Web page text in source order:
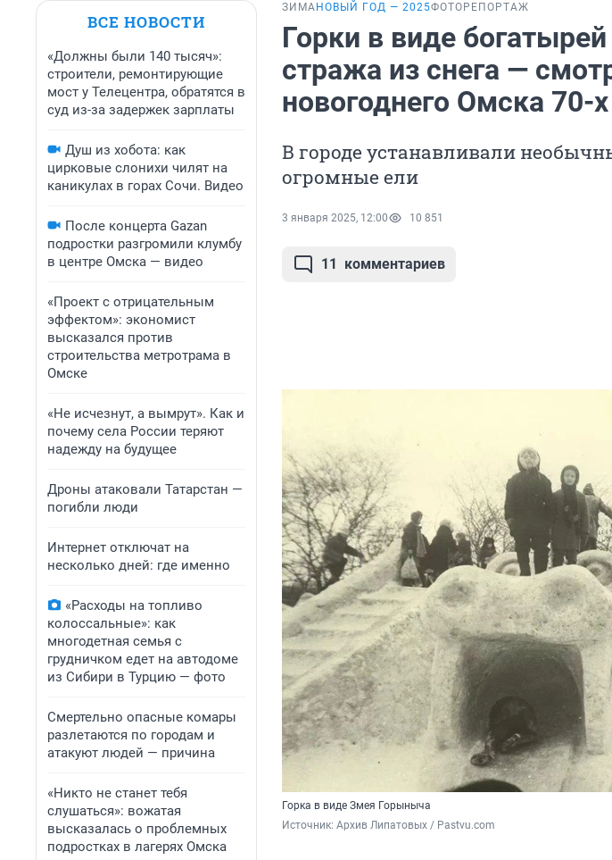
ВСЕ НОВОСТИ
«Должны были 140 тысяч»:
строители, ремонтирующие
мост у Телецентра, обратятся в
суд из-за задержек зарплаты
Душ из хобота: как
цирковые слонихи чилят на
каникулах в горах Сочи. Видео
После концерта Gazan
подростки разгромили клумбу
в центре Омска — видео
«Проект с отрицательным
эффектом»: экономист
высказался против
строительства метротрама в
Омске
«Не исчезнут, а вымрут». Как и
почему села России теряют
надежду на будущее
Дроны атаковали Татарстан —
погибли люди
Интернет отключат на
несколько дней: где именно
«Расходы на топливо
колоссальные»: как
многодетная семья с
грудничком едет на автодоме
из Сибири в Турцию — фото
Смертельно опасные комары
разлетаются по городам и
атакуют людей — причина
«Никто не станет тебя
слушаться»: вожатая
высказалась о проблемных
подростках в лагерях Омска
ЗИМА НОВЫЙ ГОД — 2025ФОТОРЕПОРТАЖ
Горки в виде
стража из снега —
новогоднего Омска 70-
В городе устанавливали
огромные ели
3 января 2025, 12:00 10 851
11 комментариев
Горка в виде Змея Горыныча
Источник: Архив Липатовых / Pastvu.com